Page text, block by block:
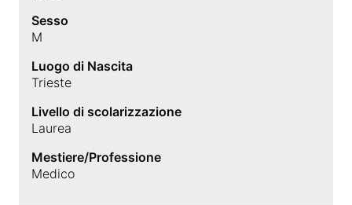
Sesso
M
Luogo di Nascita
Trieste
Livello di scolarizzazione
Laurea
Mestiere/Professione
Medico